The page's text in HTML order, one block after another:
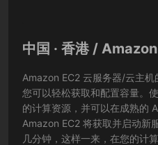
中国 · 香港 /
Amazon EC2 云服务器/云主
您可以轻松获取和配置容量。
的计算资源，并可以在成熟的
Amazon EC2 将获取并启动新
几分钟，这样一来，在您的计